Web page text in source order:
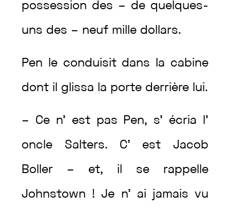
possession des – de quelques-
uns des – neuf mille dollars.
Pen le conduisit dans la cabine
dont il glissa la porte derrière lui.
– Ce n’ est pas Pen, s’ écria l’
oncle Salters. C’ est Jacob
Boller – et, il se rappelle
Johnstown !Je n’ ai jamais vu